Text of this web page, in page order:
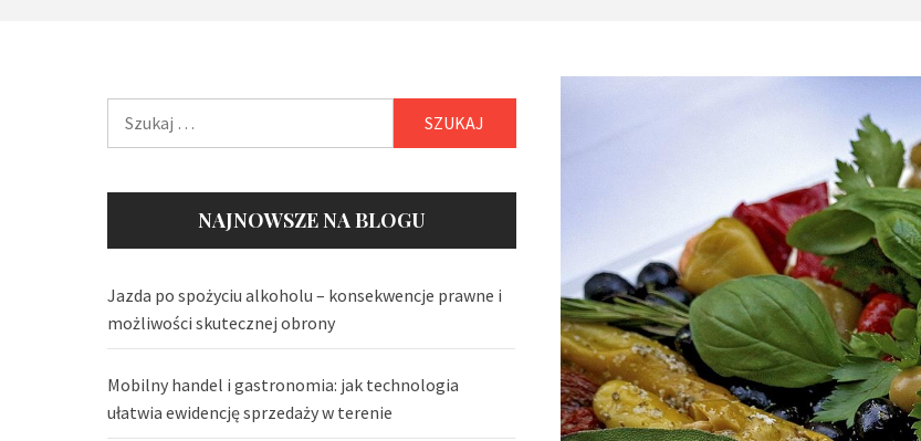
NAJNOWSZE NA BLOGU
Jazda po spożyciu alkoholu – konsekwencje prawne i
możliwości skutecznej obrony
Mobilny handel i gastronomia: jak technologia
ułatwia ewidencję sprzedaży w terenie